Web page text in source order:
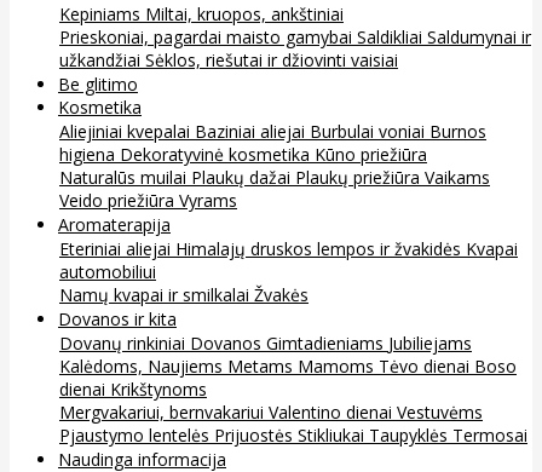
Kepiniams Miltai, kruopos, ankštiniai
Prieskoniai, pagardai maisto gamybai Saldikliai Saldumynai ir
užkandžiai Sėklos, riešutai ir džiovinti vaisiai
Be glitimo
Kosmetika
Aliejiniai kvepalai Baziniai aliejai Burbulai voniai Burnos
higiena Dekoratyvinė kosmetika Kūno priežiūra
Naturalūs muilai Plaukų dažai Plaukų priežiūra Vaikams
Veido priežiūra Vyrams
Aromaterapija
Eteriniai aliejai Himalajų druskos lempos ir žvakidės Kvapai
automobiliui
Namų kvapai ir smilkalai Žvakės
Dovanos ir kita
Dovanų rinkiniai Dovanos Gimtadieniams Jubiliejams
Kalėdoms, Naujiems Metams Mamoms Tėvo dienai Boso
dienai Krikštynoms
Mergvakariui, bernvakariui Valentino dienai Vestuvėms
Pjaustymo lentelės Prijuostės Stikliukai Taupyklės Termosai
Naudinga informacija